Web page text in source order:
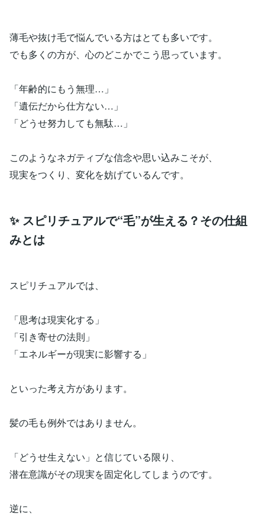
薄毛や抜け毛で悩んでいる方はとても多いです。
でも多くの方が、心のどこかでこう思っています。
「年齢的にもう無理…」
「遺伝だから仕方ない…」
「どうせ努力しても無駄…」
このようなネガティブな信念や思い込みこそが、
現実をつくり、変化を妨げているんです。
✨ スピリチュアルで“毛”が生える？その仕組
みとは
スピリチュアルでは、
「思考は現実化する」
「引き寄せの法則」
「エネルギーが現実に影響する」
といった考え方があります。
髪の毛も例外ではありません。
「どうせ生えない」と信じている限り、
潜在意識がその現実を固定化してしまうのです。
逆に、